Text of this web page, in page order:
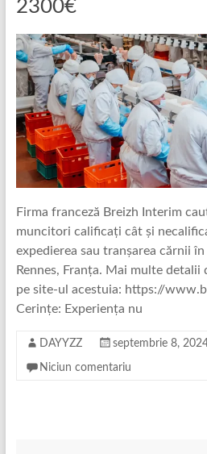
2300€
Firma franceză Breizh Interim
muncitori calificați cât și
expedierea sau tranșarea cărnii
Rennes, Franța. Mai multe detalii
pe site-ul acestuia: https://
Cerințe: Experiența nu
DAYYZZ septembrie 8,
Niciun comentariu